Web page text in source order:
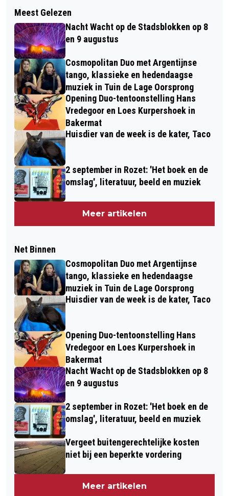
Meest Gelezen
Nacht Wacht op de Stadsblokken op 8
en 9 augustus
Cosmopolitan Duo met Argentijnse
tango, klassieke en hedendaagse
muziek in Tuin de Lage Oorsprong
Opening Duo-tentoonstelling Hans
Vredegoor en Loes Kurpershoek in
Bakermat
Huisdier van de week is de kater, Taco
2 september in Rozet: 'Het boek en de
omslag', literatuur, beeld en muziek
Meer artikelen
Net Binnen
Cosmopolitan Duo met Argentijnse
tango, klassieke en hedendaagse
muziek in Tuin de Lage Oorsprong
Huisdier van de week is de kater, Taco
Opening Duo-tentoonstelling Hans
Vredegoor en Loes Kurpershoek in
Bakermat
Nacht Wacht op de Stadsblokken op 8
en 9 augustus
2 september in Rozet: 'Het boek en de
omslag', literatuur, beeld en muziek
Vergeet buitengerechtelijke kosten
niet bij een beperkte vordering
Meer artikelen